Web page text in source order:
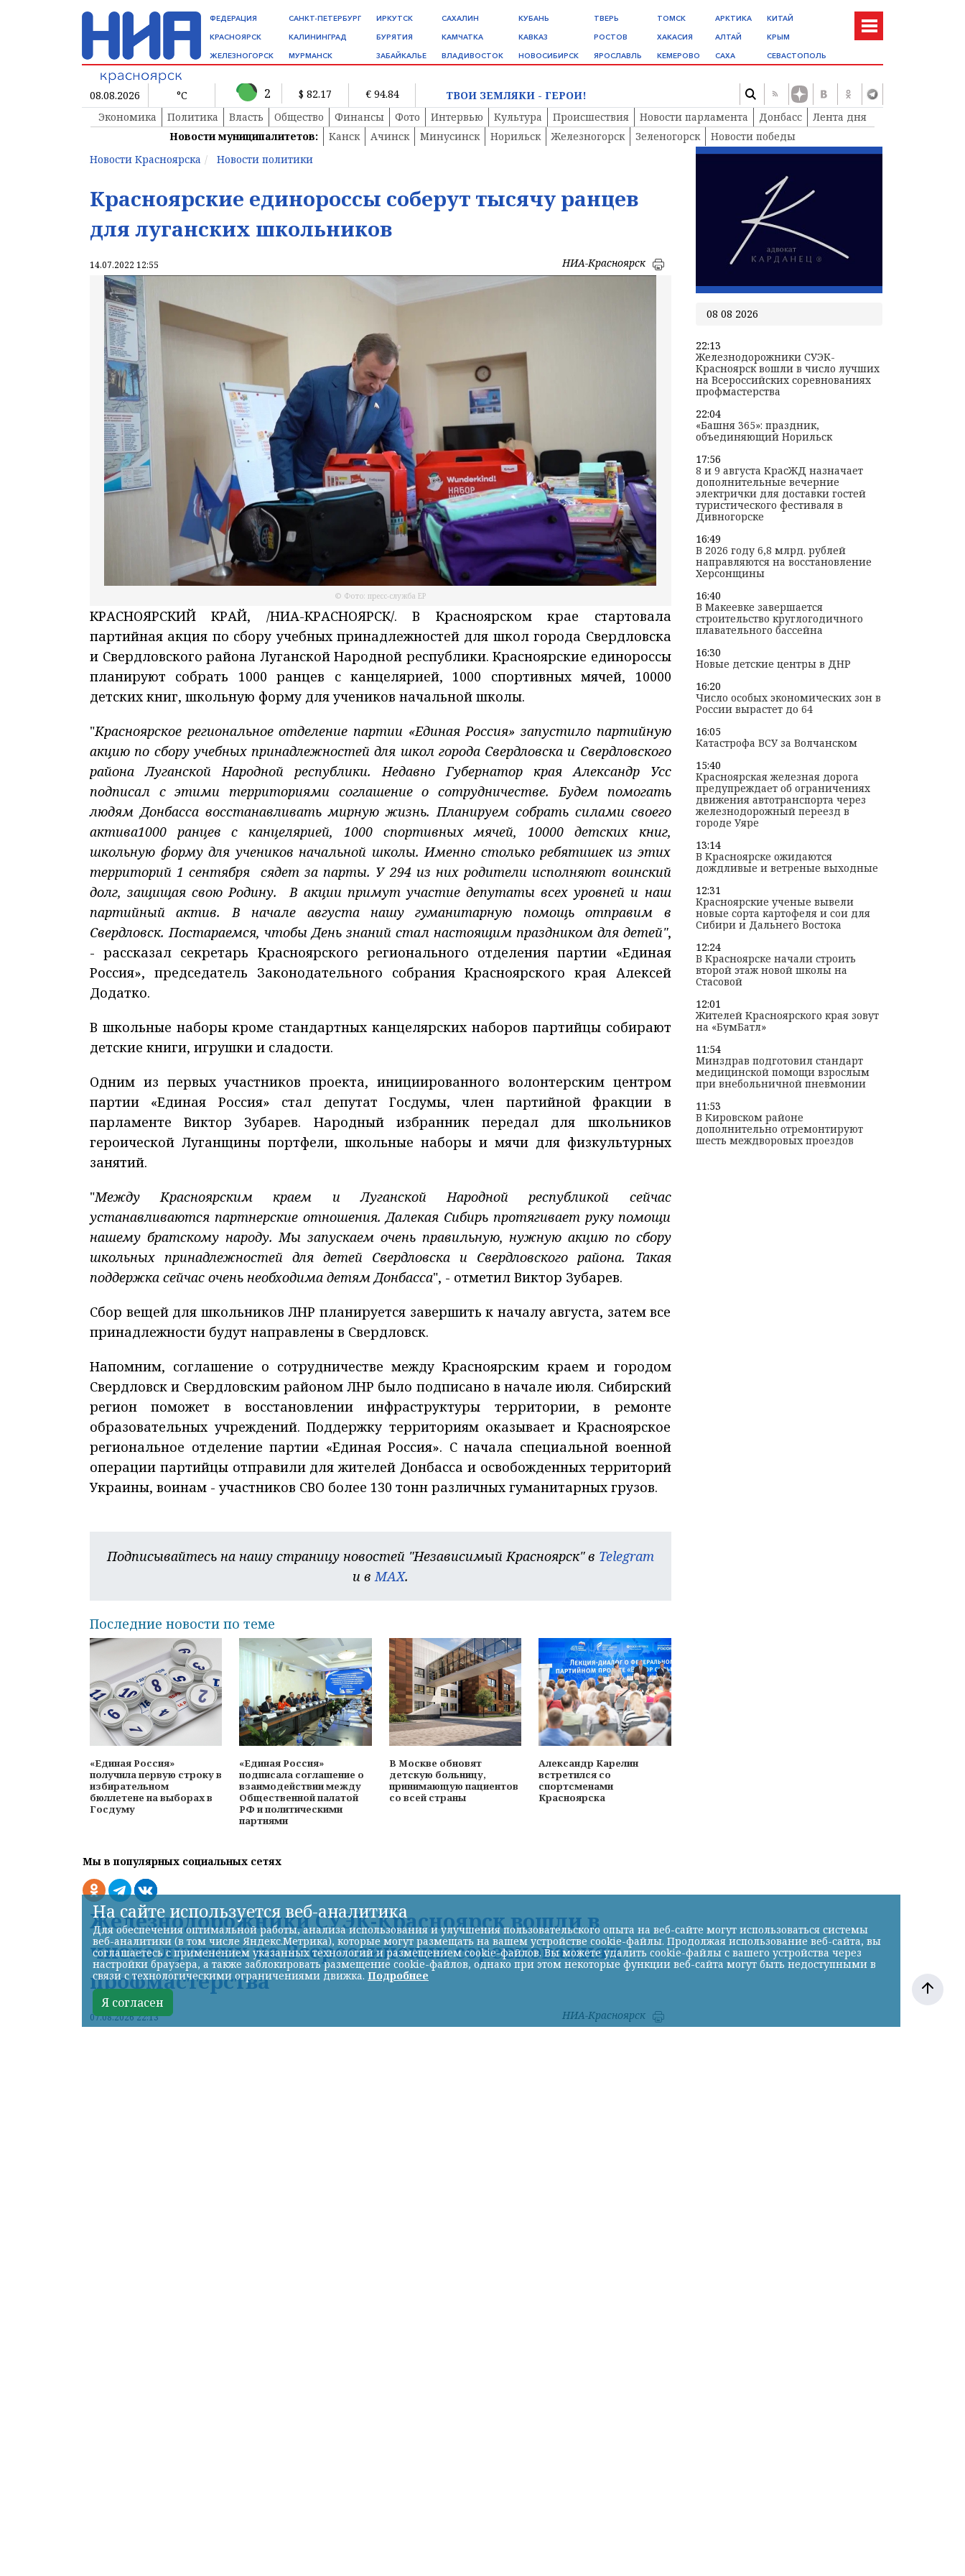
ФЕДЕРАЦИЯ
КРАСНОЯРСК
ЖЕЛЕЗНОГОРСК
САНКТ-ПЕТЕРБУРГ
КАЛИНИНГРАД
МУРМАНСК
ИРКУТСК
БУРЯТИЯ
ЗАБАЙКАЛЬЕ
САХАЛИН
КАМЧАТКА
ВЛАДИВОСТОК
КУБАНЬ
КАВКАЗ
НОВОСИБИРСК
ТВЕРЬ
РОСТОВ
ЯРОСЛАВЛЬ
ТОМСК
ХАКАСИЯ
КЕМЕРОВО
АРКТИКА
АЛТАЙ
САХА
КИТАЙ
КРЫМ
СЕВАСТОПОЛЬ
08.08.2026 °C 2 $ 82.17 € 94.84
ТВОИ ЗЕМЛЯКИ - ГЕРОИ!
Экономика
Политика Власть Общество Финансы Фото Интервью Культура Происшествия Новости парламента Донбасс
Лента дня
Новости муниципалитетов:
Канск Ачинск Минусинск Норильск Железногорск Зеленогорск
Новости победы
Новости Красноярска
Новости политики
Красноярские единороссы соберут тысячу ранцев
для луганских школьников
14.07.2022 12:55 НИА-Красноярск
© Фото: пресс-служба ЕР
КРАСНОЯРСКИЙ КРАЙ, /НИА-КРАСНОЯРСК/. В Красноярском крае стартовала
партийная акция по сбору учебных принадлежностей для школ города Свердловска
и Свердловского района Луганской Народной республики. Красноярские единороссы
планируют собрать 1000 ранцев с канцелярией, 1000 спортивных мячей, 10000
детских книг, школьную форму для учеников начальной школы.
"Красноярское региональное отделение партии «Единая Россия» запустило партийную
акцию по сбору учебных принадлежностей для школ города Свердловска и Свердловского
района Луганской Народной республики. Недавно Губернатор края Александр Усс
подписал с этими территориями соглашение о сотрудничестве. Будем помогать
людям Донбасса восстанавливать мирную жизнь. Планируем собрать силами своего
актива1000 ранцев с канцелярией, 1000 спортивных мячей, 10000 детских книг,
школьную форму для учеников начальной школы. Именно столько ребятишек из этих
территорий 1 сентября сядет за парты. У 294 из них родители исполняют воинский
долг, защищая свою Родину.В акции примут участие депутаты всех уровней и наш
партийный актив. В начале августа нашу гуманитарную помощь отправим в
Свердловск. Постараемся, чтобы День знаний стал настоящим праздником для детей",
- рассказал секретарь Красноярского регионального отделения партии «Единая
Россия», председатель Законодательного собрания Красноярского края Алексей
Додатко.
В школьные наборы кроме стандартных канцелярских наборов партийцы собирают
детские книги, игрушки и сладости.
Одним из первых участников проекта, инициированного волонтерским центром
партии «Единая Россия» стал депутат Госдумы, член партийной фракции в
парламенте Виктор Зубарев. Народный избранник передал для школьников
героической Луганщины портфели, школьные наборы и мячи для физкультурных
занятий.
"Между Красноярским краем и Луганской Народной республикой сейчас
устанавливаются партнерские отношения. Далекая Сибирь протягивает руку помощи
нашему братскому народу. Мы запускаем очень правильную, нужную акцию по сбору
школьных принадлежностей для детей Свердловска и Свердловского района. Такая
поддержка сейчас очень необходима детям Донбасса", - отметил Виктор Зубарев.
Сбор вещей для школьников ЛНР планируется завершить к началу августа, затем все
принадлежности будут направлены в Свердловск.
Напомним, соглашение о сотрудничестве между Красноярским краем и городом
Свердловск и Свердловским районом ЛНР было подписано в начале июля. Сибирский
регион поможет в восстановлении инфраструктуры территории, в ремонте
образовательных учреждений. Поддержку территориям оказывает и Красноярское
региональное отделение партии «Единая Россия». С начала специальной военной
операции партийцы отправили для жителей Донбасса и освобожденных территорий
Украины, воинам - участников СВО более 130 тонн различных гуманитарных грузов.
Подписывайтесь на нашу страницу новостей "Независимый Красноярск" в Telegram
и вMAX.
Последние новости по теме
«Единая Россия»
получила первую строку в
избирательном
бюллетене на выборах в
Госдуму
«Единая Россия»
подписала соглашение о
взаимодействии между
Общественной палатой
РФ и политическими
партиями
В Москве обновят
детскую больницу,
принимающую пациентов
со всей страны
Александр Карелин
встретился со
спортсменами
Красноярска
Мы в популярных социальных сетях
Железнодорожники СУЭК-Красноярск вошли в
число лучших на Всероссийских соревнованиях
профмастерства
07.08.2026 22:13 НИА-Красноярск
08 08 2026
22:13
Железнодорожники СУЭК-
Красноярск вошли в число лучших
на Всероссийских соревнованиях
профмастерства
22:04
«Башня 365»: праздник,
объединяющий Норильск
17:56
8 и 9 августа КрасЖД назначает
дополнительные вечерние
электрички для доставки гостей
туристического фестиваля в
Дивногорске
16:49
В 2026 году 6,8 млрд. рублей
направляются на восстановление
Херсонщины
16:40
В Макеевке завершается
строительство круглогодичного
плавательного бассейна
16:30
Новые детские центры в ДНР
16:20
Число особых экономических зон в
России вырастет до 64
16:05
Катастрофа ВСУ за Волчанском
15:40
Красноярская железная дорога
предупреждает об ограничениях
движения автотранспорта через
железнодорожный переезд в
городе Уяре
13:14
В Красноярске ожидаются
дождливые и ветреные выходные
12:31
Красноярские ученые вывели
новые сорта картофеля и сои для
Сибири и Дальнего Востока
12:24
В Красноярске начали строить
второй этаж новой школы на
Стасовой
12:01
Жителей Красноярского края зовут
на «БумБатл»
11:54
Минздрав подготовил стандарт
медицинской помощи взрослым
при внебольничной пневмонии
11:53
В Кировском районе
дополнительно отремонтируют
шесть междворовых проездов
На сайте используется веб-аналитика
Для обеспечения оптимальной работы, анализа использования и улучшения пользовательского опыта на веб-сайте могут использоваться системы
веб-аналитики (в том числе Яндекс.Метрика), которые могут размещать на вашем устройстве cookie-файлы. Продолжая использование веб-сайта, вы
соглашаетесь с применением указанных технологий и размещением cookie-файлов. Вы можете удалить cookie-файлы с вашего устройства через
настройки браузера, а также заблокировать размещение cookie-файлов, однако при этом некоторые функции веб-сайта могут быть недоступными в
связи с технологическими ограничениями движка. Подробнее
Я согласен